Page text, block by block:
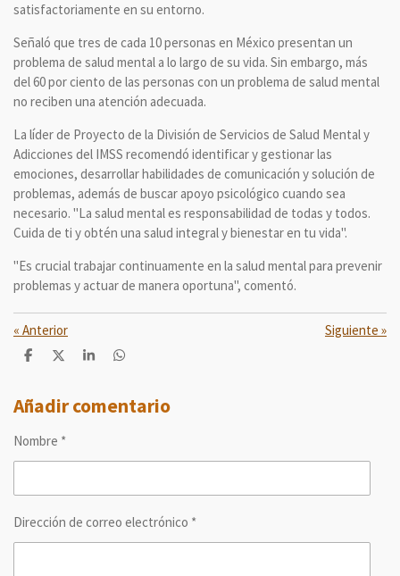
satisfactoriamente en su entorno.
Señaló que tres de cada 10 personas en México presentan un
problema de salud mental a lo largo de su vida. Sin embargo, más
del 60 por ciento de las personas con un problema de salud mental
no reciben una atención adecuada.
La líder de Proyecto de la División de Servicios de Salud Mental y
Adicciones del IMSS recomendó identificar y gestionar las
emociones, desarrollar habilidades de comunicación y solución de
problemas, además de buscar apoyo psicológico cuando sea
necesario. "La salud mental es responsabilidad de todas y todos.
Cuida de ti y obtén una salud integral y bienestar en tu vida".
"Es crucial trabajar continuamente en la salud mental para prevenir
problemas y actuar de manera oportuna", comentó.
« Anterior Siguiente »
C
p
a
t
C
p
a
C
p
a
C
p
a
Añadir comentario
Nombre *
Dirección de correo electrónico *